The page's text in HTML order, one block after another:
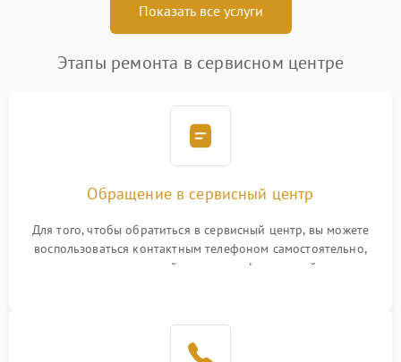
Показать все услуги
Этапы ремонта в сервисном центре
Обращение в сервисный центр
Для того, чтобы обратиться в сервисный центр, вы можете
воспользоваться контактным телефоном самостоятельно,
или оставить свой номер телефона на сайте